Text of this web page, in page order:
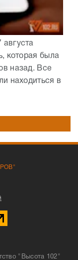
августа
которая была
назад. Все
находиться в
"Высота 102"